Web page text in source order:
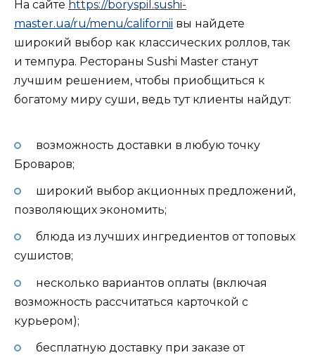
На сайте https://boryspil.sushi-
master.ua/ru/menu/californii вы найдете
широкий выбор как классических роллов, так
и темпура. Рестораны Sushi Master станут
лучшим решением, чтобы приобщиться к
богатому миру суши, ведь тут клиенты найдут:
возможность доставки в любую точку
Броваров;
широкий выбор акционных предложений,
позволяющих экономить;
блюда из лучших ингредиентов от топовых
сушистов;
несколько вариантов оплаты (включая
возможность рассчитаться карточкой с
курьером);
бесплатную доставку при заказе от